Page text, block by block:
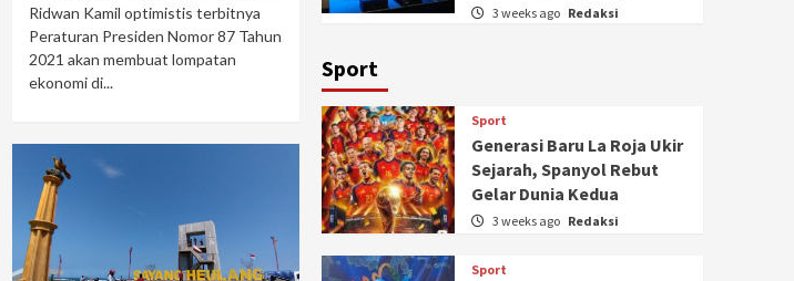
Ridwan Kamil optimistis terbitnya
Peraturan Presiden Nomor 87 Tahun
2021 akan membuat lompatan
ekonomi di...
3 weeks ago Redaksi
Sport
Sport
Generasi Baru La Roja Ukir
Sejarah, Spanyol Rebut
Gelar Dunia Kedua
3 weeks ago Redaksi
Sport